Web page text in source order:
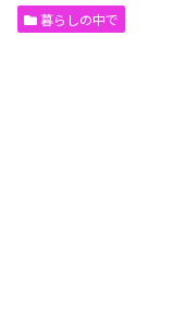
暮らしの中で